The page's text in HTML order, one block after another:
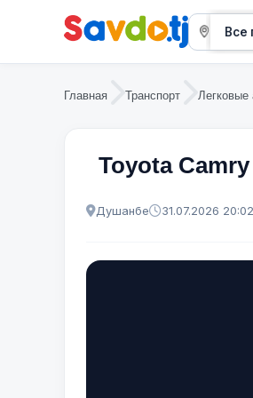
Главная Транспорт Легковые
Toyota Camry
Душанбе 31.07.2026 20:02